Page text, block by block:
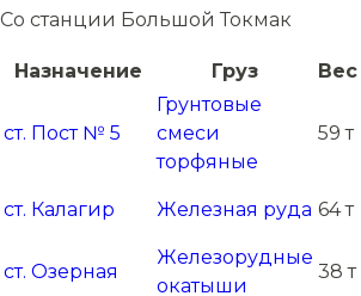
Со станции Большой Токмак
Назначение Груз Вес
ст. Пост № 5
Грунтовые
смеси
торфяные
59 т
ст. Калагир Железная руда 64 т
ст. Озерная
Железорудные
окатыши
38 т